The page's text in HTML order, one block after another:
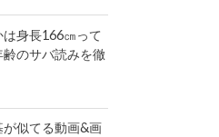
は身長166㎝って
のサバ読みを徹
似てる動画&画